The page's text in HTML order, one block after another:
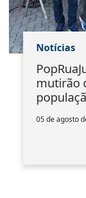
Notícias
mutirão
05 de agosto